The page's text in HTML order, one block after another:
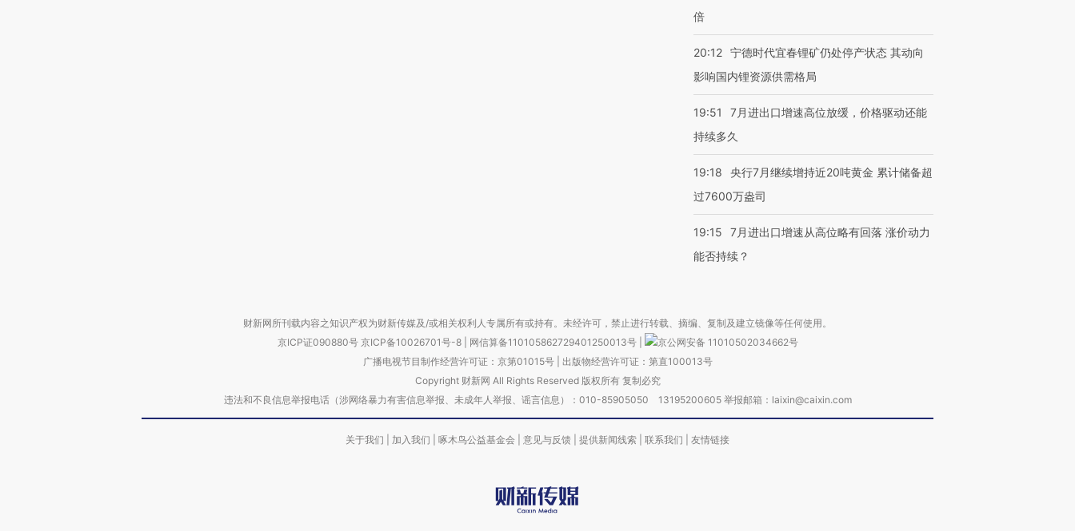
倍
20:12 宁德时代宜春锂矿仍处停产状态 其动向
影响国内锂资源供需格局
19:51
7月进出口增速高位放缓，价格驱动还能
持续多久
19:18
央行7月继续增持近20吨黄金 累计储备超
过7600万盎司
19:15
7月进出口增速从高位略有回落 涨价动力
能否持续？
财新网所刊载内容之知识产权为财新传媒及/或相关权利人专属所有或持有。未经许可，禁止进行转载、摘编、复制及建立镜像等任何使用。
京ICP证090880号 京ICP备10026701号-8 网信算备110105862729401250013号
京公网安备 11010502034662号
广播电视节目制作经营许可证：京第01015号| 出版物经营许可证：第直100013号
Copyright 财新网 All Rights Reserved 版权所有 复制必究
违法和不良信息举报电话（涉网络暴力有害信息举报、未成年人举报、谣言信息）：010-85905050 13195200605 举报邮箱：laixin@caixin.com
关于我们 加入我们 啄木鸟公益基金会 意见与反馈 提供新闻线索 联系我们 友情链接